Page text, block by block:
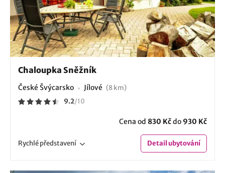
Chaloupka Sněžník
České Švýcarsko Jílové (8 km)
9.2/10
Cena od 830 Kčdo 930 Kč
Rychlépředstavení Detailubytování